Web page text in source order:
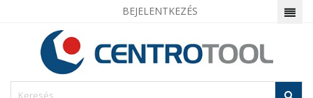
BEJELENTKEZÉS